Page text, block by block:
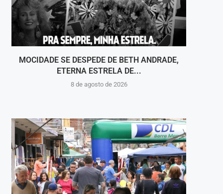
MOCIDADE SE DESPEDE DE BETH ANDRADE,
ETERNA ESTRELA DE...
8 de agosto de 2026